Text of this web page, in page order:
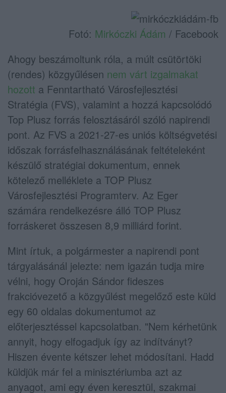
Fotó: Mirkóczki Ádám / Facebook
Ahogy beszámoltunk róla, a múlt csütörtöki
(rendes) közgyűlésen nem várt izgalmakat
hozott a Fenntartható Városfejlesztési
Stratégia (FVS), valamint a hozzá kapcsolódó
Top Plusz forrás felosztásáról szóló napirendi
pont. Az FVS a 2021-27-es uniós költségvetési
időszak forrásfelhasználásának feltételeként
készülő stratégiai dokumentum, ennek
kötelező melléklete a TOP Plusz
Városfejlesztési Programterv. Az Eger
számára rendelkezésre álló TOP Plusz
forráskeret összesen 8,9 milliárd forint.
Mint írtuk, a polgármester a napirendi pont
tárgyalásánál jelezte: nem igazán tudja mire
vélni, hogy Oroján Sándor fideszes
frakcióvezető a közgyűlést megelőző este küld
egy 60 oldalas dokumentumot az
előterjesztéssel kapcsolatban. "Nem kérhetünk
annyit, hogy elfogadjuk így az indítványt?
Hiszen évente kétszer lehet módosítani. Hadd
küldjük már fel a minisztériumba azt az
anyagot, ami egy éven keresztül, szakmai